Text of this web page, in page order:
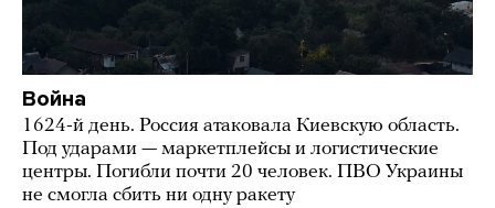
Война
1624-й день. Россия атаковала Киевскую область.
Под ударами — маркетплейсы и логистические
центры. Погибли почти 20 человек. ПВО Украины
не смогла сбить ни одну ракету